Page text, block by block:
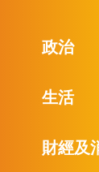
政治
生活
財經及